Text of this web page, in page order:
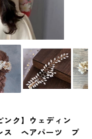
ク】ウェディン
ヘアパーツ プ